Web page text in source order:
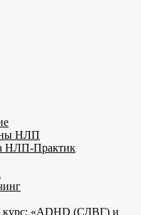
НЛП
НЛП-Практик
курс: «ADHD (СДВГ) и